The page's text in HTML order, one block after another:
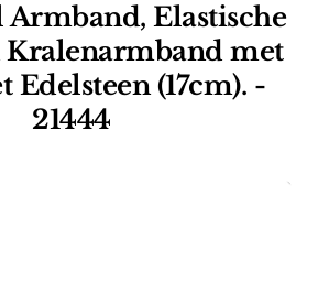
Elastische
Kralenarmband met
Edelsteen (17cm). -
21444